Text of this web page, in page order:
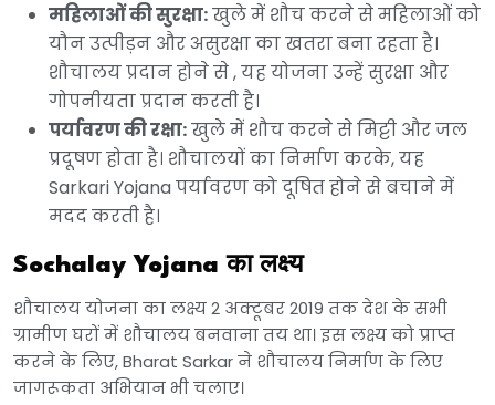
महिलाओं की सुरक्षा:खुले में शौच करने से महिलाओं को
यौन उत्पीड़न और असुरक्षा का खतरा बना रहता है।
शौचालय प्रदान होने से , यह योजना उन्हें सुरक्षा और
गोपनीयता प्रदान करती है।
पर्यावरण की रक्षा:खुले में शौच करने से मिट्टी और जल
प्रदूषण होता है। शौचालयों का निर्माण करके, यह
Sarkari Yojana पर्यावरण को दूषित होने से बचाने में
मदद करती है।
Sochalay Yojana का लक्ष्य
शौचालय योजना का लक्ष्य 2 अक्टूबर 2019 तक देश के सभी
ग्रामीण घरों में शौचालय बनवाना तय था। इस लक्ष्य को प्राप्त
करने के लिए, Bharat Sarkar ने शौचालय निर्माण के लिए
जागरूकता अभियान भी चलाए।